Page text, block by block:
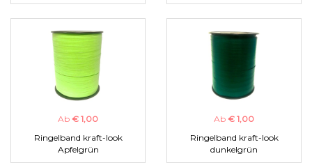
Ab € 1,00
Ringelband kraft-look
Apfelgrün
Ab € 1,00
Ringelband kraft-look
dunkelgrün